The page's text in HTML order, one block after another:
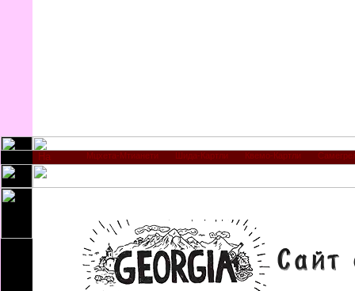
Мцхета-Мтианети Шида-Картли Квемо-Картли